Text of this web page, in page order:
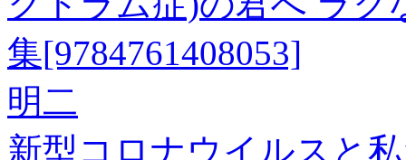
集[9784761408053]
明二
新型コロナウイルスと